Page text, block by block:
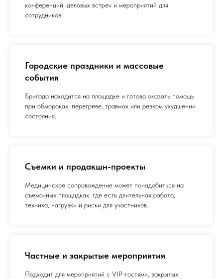
конференций, деловых встреч и мероприятий для
сотрудников.
Городские праздники и массовые
события
Бригада находится на площадке и готова оказать помощь
при обмороках, перегреве, травмах или резком ухудшении
состояния.
Съемки и продакшн-проекты
Медицинское сопровождение может понадобиться на
съемочных площадках, где есть длительная работа,
техника, нагрузки и риски для участников.
Частные и закрытые мероприятия
Подходит для мероприятий с VIP-гостями, закрытых